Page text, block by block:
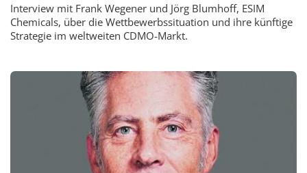
Interview mit Frank Wegener und Jörg Blumhoff, ESIM
Chemicals, über die Wettbewerbssituation und ihre künftige
Strategie im weltweiten CDMO-Markt.